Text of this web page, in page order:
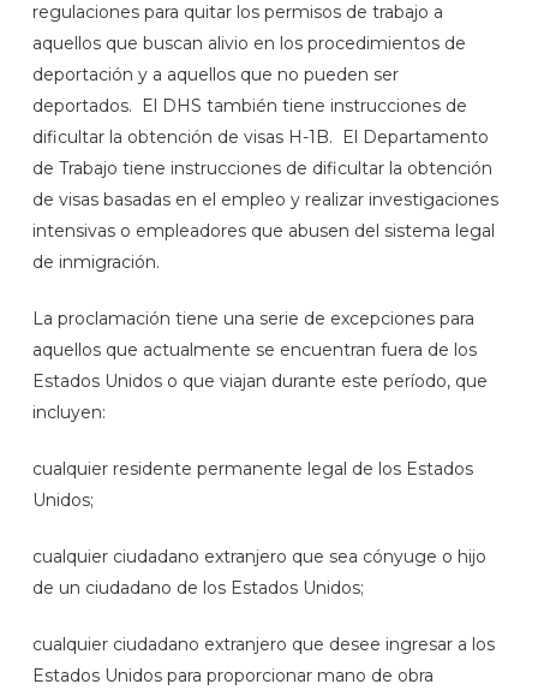
regulaciones para quitar los permisos de trabajo a
aquellos que buscan alivio en los procedimientos de
deportación y a aquellos que no pueden ser
deportados. El DHS también tiene instrucciones de
dificultar la obtención de visas H-1B. El Departamento
de Trabajo tiene instrucciones de dificultar la obtención
de visas basadas en el empleo y realizar investigaciones
intensivas o empleadores que abusen del sistema legal
de inmigración.
La proclamación tiene una serie de excepciones para
aquellos que actualmente se encuentran fuera de los
Estados Unidos o que viajan durante este período, que
incluyen:
cualquier residente permanente legal de los Estados
Unidos;
cualquier ciudadano extranjero que sea cónyuge o hijo
de un ciudadano de los Estados Unidos;
cualquier ciudadano extranjero que desee ingresar a los
Estados Unidos para proporcionar mano de obra